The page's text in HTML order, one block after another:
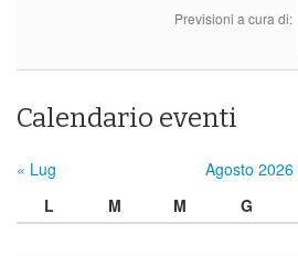
Previsioni a cura di:
Calendario eventi
« Lug Agosto 2026
L
M M G